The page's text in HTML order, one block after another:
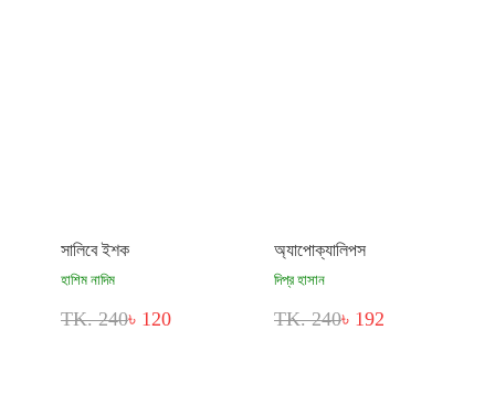
সালিবে ইশক
হাশিম নাদিম
TK. 240৳ 120
অ্যাপোক্যালিপস
দিপ্র হাসান
TK. 240৳ 192